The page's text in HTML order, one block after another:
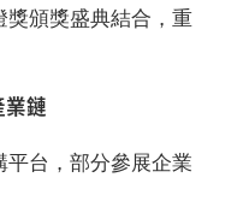
獎頒獎盛典結合，重
鏈
台，部分參展企業